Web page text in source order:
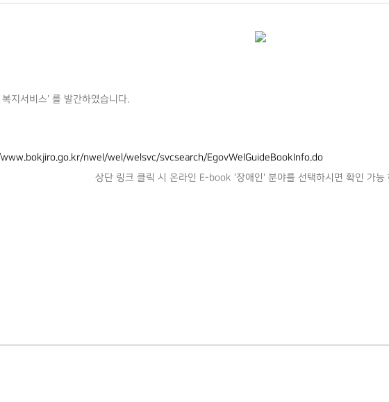
지서비스' 를 발간하였습니다.
nwel/wel/welsvc/svcsearch/EgovWelGuideBookInfo.do
상단 링크 클릭 시 온라인 E-book '장애인' 분야를 선택하시면 확인 가능